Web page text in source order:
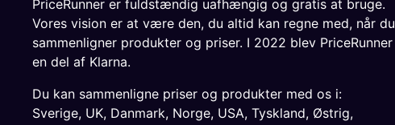
PriceRunner er fuldstændig uafhængig og gratis at bruge.
Vores vision er at være den, du altid kan regne med, når du
sammenligner produkter og priser. I 2022 blev PriceRunner
en del af Klarna.
Du kan sammenligne priser og produkter med os i:
Sverige, UK, Danmark, Norge, USA, Tyskland, Østrig,